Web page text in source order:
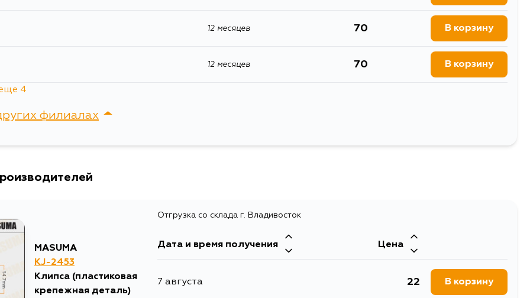
12 месяцев 70 В корзину
12 месяцев 70 В корзину
4
филиалах
MASUMA
KJ-2453
Клипса (пластиковая
крепежная деталь)
Отгрузка со склада г. Владивосток
Дата и время получения Цена
7 августа 22 В корзину